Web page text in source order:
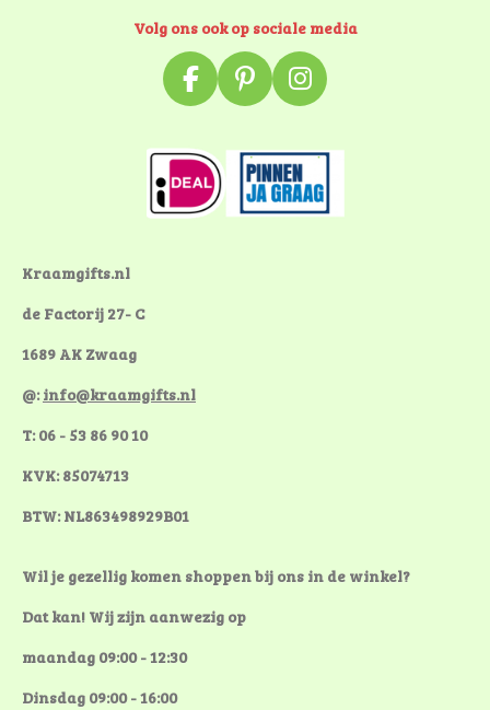
Volg ons ook op sociale media
F
a
c
e
b
o
P
i
n
t
e
r
I
n
s
t
a
g
Kraamgifts.nl
de Factorij 27- C
1689 AK Zwaag
@:info@kraamgifts.nl
T: 06 - 53 86 90 10
KVK: 85074713
BTW: NL863498929B01
Wil je gezellig komen shoppen bij ons in de winkel?
Dat kan! Wij zijn aanwezig op
maandag 09:00 - 12:30
Dinsdag 09:00 - 16:00